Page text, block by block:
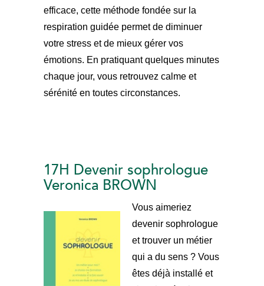
efficace, cette méthode fondée sur la
respiration guidée permet de diminuer
votre stress et de mieux gérer vos
émotions. En pratiquant quelques minutes
chaque jour, vous retrouvez calme et
sérénité en toutes circonstances.
17H Devenir sophrologue
Veronica BROWN
Vous aimeriez
devenir sophrologue
et trouver un métier
qui a du sens ? Vous
êtes déjà installé et